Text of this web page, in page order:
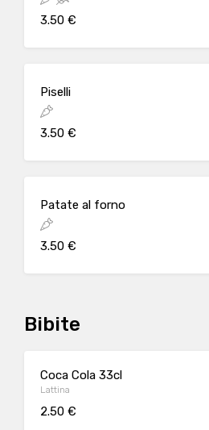
3.50 €
Piselli
3.50 €
Patate al forno
3.50 €
Bibite
Coca Cola 33cl
Lattina
2.50 €